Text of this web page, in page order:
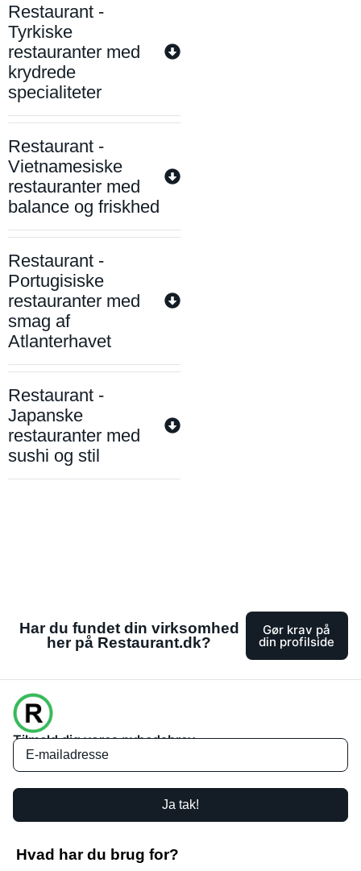
Restaurant -
Tyrkiske
restauranter med
krydrede
specialiteter
Restaurant -
Vietnamesiske
restauranter med
balance og friskhed
Restaurant -
Portugisiske
restauranter med
smag af
Atlanterhavet
Restaurant -
Japanske
restauranter med
sushi og stil
Har du fundet din virksomhed
her på Restaurant.dk?
Gør krav på
din profilside
Tilmeld dig vores nyhedsbrev
Ja tak!
Hvad har du brug for?